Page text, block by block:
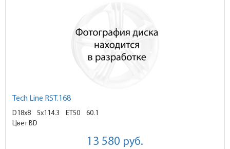
Tech Line RST.168
D18x8 5x114.3 ET50
60.1
Цвет BD
13 580 руб.